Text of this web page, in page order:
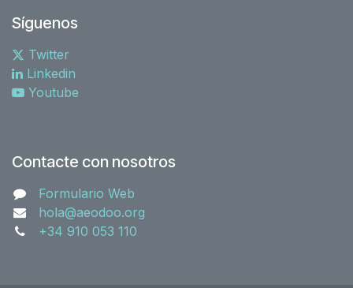
Síguenos
Twitter
Linkedin
Youtube
Contacte con nosotros
Formulario Web
hola@aeodoo.org
+34 910 053 110